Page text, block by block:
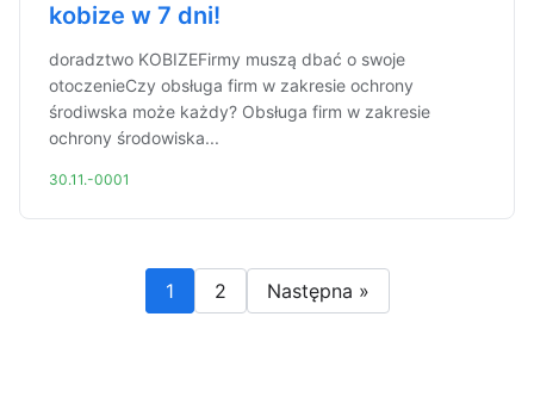
kobize w 7 dni!
doradztwo KOBIZEFirmy muszą dbać o swoje
otoczenieCzy obsługa firm w zakresie ochrony
środiwska może każdy? Obsługa firm w zakresie
ochrony środowiska...
30.11.-0001
1 2 Następna »